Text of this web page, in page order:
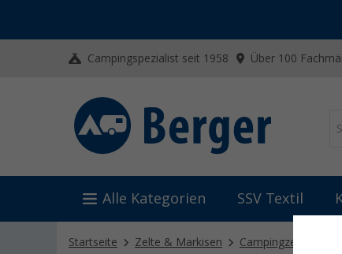
Campingspezialist seit 1958 Über 100
Alle Kategorien SSV Textil
Startseite Zelte & Markisen Campingzelte